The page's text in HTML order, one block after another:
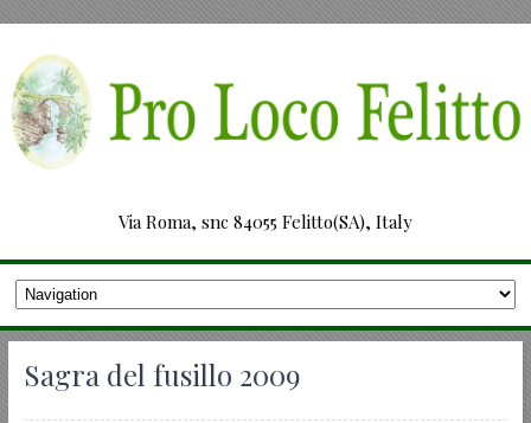
Via Roma, snc 84055 Felitto(SA), Italy
Sagra del fusillo 2009